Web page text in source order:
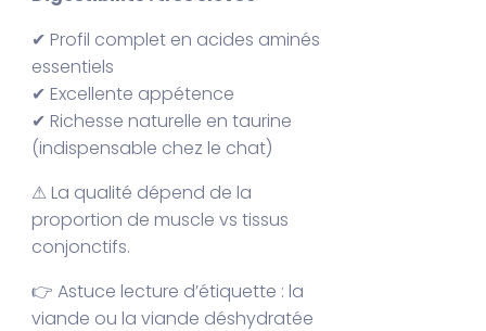
✔ Profil complet en acides aminés
essentiels
✔ Excellente appétence
✔ Richesse naturelle en taurine
(indispensable chez le chat)
⚠ La qualité dépend de la
proportion de muscle vs tissus
conjonctifs.
👉 Astuce lecture d’étiquette : la
viande ou la viande déshydratée